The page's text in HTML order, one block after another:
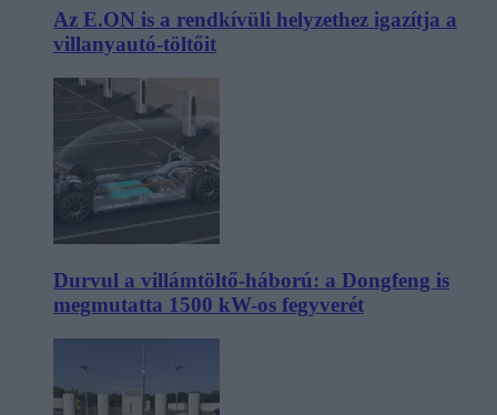
Az E.ON is a rendkívüli helyzethez igazítja a
villanyautó-töltőit
Durvul a villámtöltő-háború: a Dongfeng is
megmutatta 1500 kW-os fegyverét